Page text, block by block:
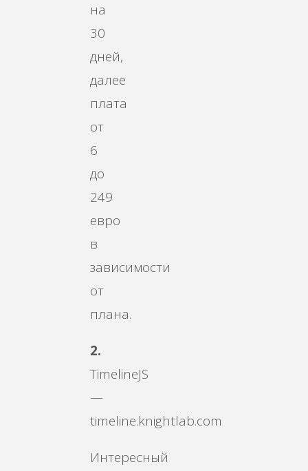
на
30
дней,
далее
плата
от
6
до
249
евро
в
зависимости
от
плана.
2.
TimelineJS
—
timeline.knightlab.com
Интересный